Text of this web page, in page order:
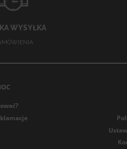
męskiej, kompletować
w każdej ofercie
WYSYŁKA